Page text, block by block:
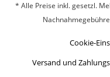
* Alle Preise inkl. gesetzl.
Cookie-
Versand und